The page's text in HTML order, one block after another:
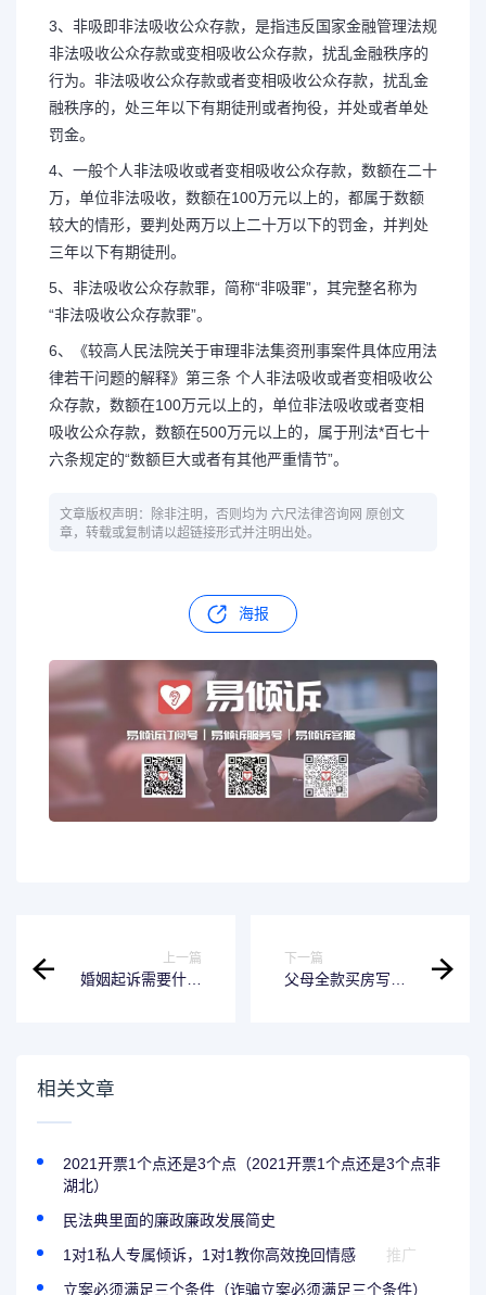
3、非吸即非法吸收公众存款，是指违反国家金融管理法规
非法吸收公众存款或变相吸收公众存款，扰乱金融秩序的
行为。非法吸收公众存款或者变相吸收公众存款，扰乱金
融秩序的，处三年以下有期徒刑或者拘役，并处或者单处
罚金。
4、一般个人非法吸收或者变相吸收公众存款，数额在二十
万，单位非法吸收，数额在100万元以上的，都属于数额
较大的情形，要判处两万以上二十万以下的罚金，并判处
三年以下有期徒刑。
5、非法吸收公众存款罪，简称“非吸罪”，其完整名称为
“非法吸收公众存款罪”。
6、《较高人民法院关于审理非法集资刑事案件具体应用法
律若干问题的解释》第三条 个人非法吸收或者变相吸收公
众存款，数额在100万元以上的，单位非法吸收或者变相
吸收公众存款，数额在500万元以上的，属于刑法*百七十
六条规定的“数额巨大或者有其他严重情节”。
文章版权声明：除非注明，否则均为 六尺法律咨询网 原创文
章，转载或复制请以超链接形式并注明出处。
海报
上一篇
婚姻起诉需要什么
下一篇
父母全款买房写已
相关文章
2021开票1个点还是3个点（2021开票1个点还是3个点非
湖北）
民法典里面的廉政廉政发展简史
1对1私人专属倾诉，1对1教你高效挽回情感
推广
立案必须满足三个条件（诈骗立案必须满足三个条件）